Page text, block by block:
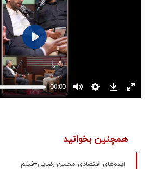
همچنین بخوانید
ایده‌های اقتصادی محسن رضایی+فیلم